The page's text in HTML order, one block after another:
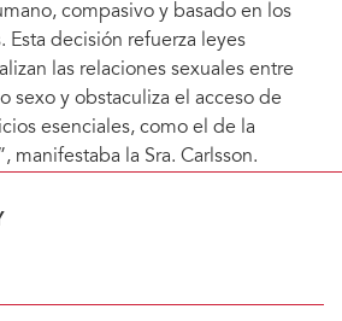
compasivo y basado en los
Esta decisión refuerza leyes
las relaciones sexuales entre
sexo y obstaculiza el acceso de
esenciales, como el de la
manifestaba la Sra. Carlsson.